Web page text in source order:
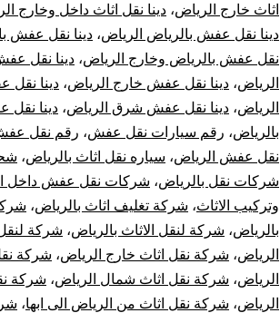
اثاث خارج الرياض، دينا نقل اثاث داخل وخارج
دينا نقل عفش بالرياض الرياض، دينا نقل عفش
نقل عفش بالرياض وخارج الرياض، دينا نقل
الرياض، دينا نقل عفش خارج الرياض، دينا نقل
الرياض، دينا نقل عفش شرق الرياض، دينا
بالرياض، رقم سيارات نقل عفش، رقم نقل
نقل عفش الرياض، سياره نقل اثاث بالرياض،
شركات نقل بالرياض، شركات نقل عفش داخل
وتركيب الاثاث، شركة تغليف اثاث بالرياض،
بالرياض، شركة لنقل الاثاث بالرياض، شركة
الرياض، شركة نقل اثاث خارج الرياض، شركة
الرياض، شركة نقل اثاث شمال الرياض، شركة
الرياض، شركة نقل اثاث من الرياض الى ابها،